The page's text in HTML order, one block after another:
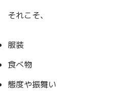
それこそ、
服装
食べ物
態度や振舞い